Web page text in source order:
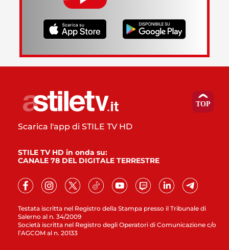
Testata iscritta nel Registro della Stampa presso il Tribunale di
Salerno al n. 34/2009
Società iscritta nel Registro degli Operatori di Comunicazione c/o
l’AGCOM al n. 20133
Scarica l'app di STILE TV HD
STILE TV HD in onda su:
CANALE 78 DEL DIGITALE TERRESTRE